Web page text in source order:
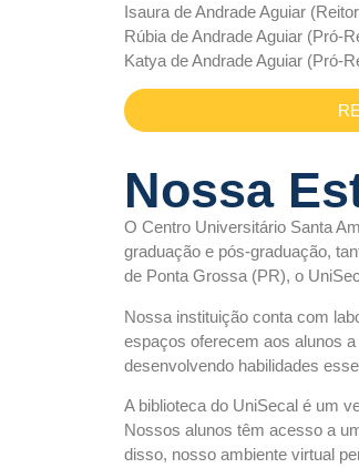
Isaura de Andrade Aguiar
Rúbia de Andrade Aguiar (Pró-
Katya de Andrade Aguiar (Pró-
Nossa
O Centro Universitário Santa
graduação e pós-graduação,
de Ponta Grossa (PR), o
Nossa instituição conta com
espaços oferecem aos alunos
desenvolvendo habilidades
A biblioteca do UniSecal é um
Nossos alunos têm acesso a
disso, nosso ambiente virtual